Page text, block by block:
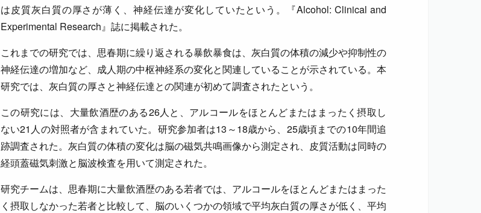
は皮質灰白質の厚さが薄く、神経伝達が変化していたという。『Alcohol: Clinical and
Experimental Research』誌に掲載された。
これまでの研究では、思春期に繰り返される暴飲暴食は、灰白質の体積の減少や抑制性の
神経伝達の増加など、成人期の中枢神経系の変化と関連していることが示されている。本
研究では、灰白質の厚さと神経伝達との関連が初めて調査されたという。
この研究には、大量飲酒歴のある26人と、アルコールをほとんどまたはまったく摂取し
ない21人の対照者が含まれていた。研究参加者は13～18歳から、25歳頃までの10年間追
跡調査された。灰白質の体積の変化は脳の磁気共鳴画像から測定され、皮質活動は同時の
経頭蓋磁気刺激と脳波検査を用いて測定された。
研究チームは、思春期に大量飲酒歴のある若者では、アルコールをほとんどまたはまった
く摂取しなかった若者と比較して、脳のいくつかの領域で平均灰白質の厚さが低く、平均